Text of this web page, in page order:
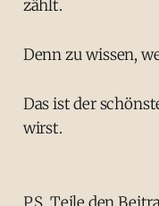
zählt.
Denn zu wissen,
Das ist der
wirst.